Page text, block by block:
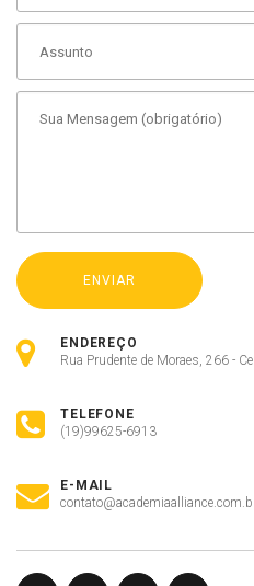
ENDEREÇO
Rua Prudente de Moraes, 266 -
TELEFONE
(19)99625-6913
E-MAIL